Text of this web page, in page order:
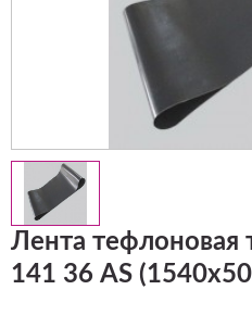
Лента тефлоновая
141 36 AS